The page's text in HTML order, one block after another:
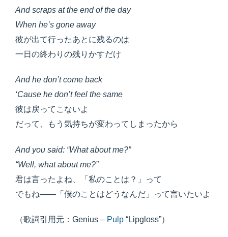
And scraps at the end of the day
When he’s gone away
彼が出て行ったあとに残るのは
一日の終わりの残りかすだけ
And he don’t come back
‘Cause he don’t feel the same
彼は戻ってこないよ
だって、もう気持ちが変わってしまったから
And you said: “What about me?”
“Well, what about me?”
君は言ったよね、「私のことは？」って
でもね――「僕のことはどうなんだ」って言いたいよ
（歌詞引用元：Genius – Pulp “Lipgloss”）